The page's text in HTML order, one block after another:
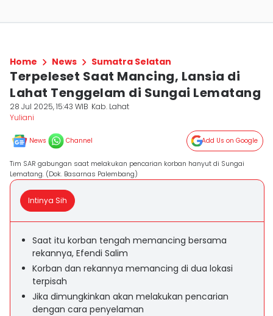
Home News Sumatra Selatan
Terpeleset Saat Mancing, Lansia di
Lahat Tenggelam di Sungai Lematang
28 Jul 2025, 15:43 WIB Kab. Lahat
Yuliani
News Channel Add Us on Google
Tim SAR gabungan saat melakukan pencarian korban hanyut di Sungai
Lematang. (Dok. Basarnas Palembang)
Intinya Sih
Saat itu korban tengah memancing bersama
rekannya, Efendi Salim
Korban dan rekannya memancing di dua lokasi
terpisah
Jika dimungkinkan akan melakukan pencarian
dengan cara penyelaman